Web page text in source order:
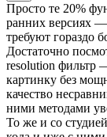
Просто те 20%
ранних версиях —
требуют гораздо
Достаточно
resolution фильтр
картинку без
качество
ними методами
То же и со